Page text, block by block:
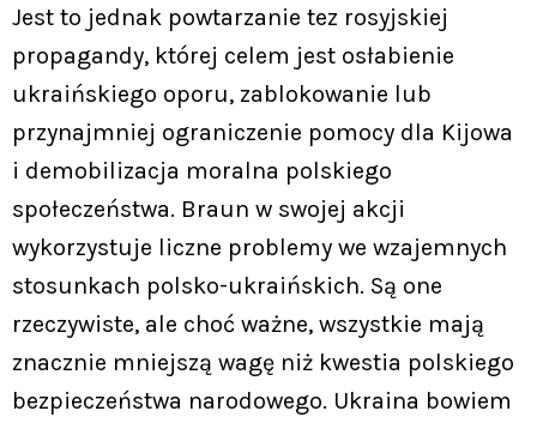
Jest to jednak powtarzanie tez rosyjskiej
propagandy, której celem jest osłabienie
ukraińskiego oporu, zablokowanie lub
przynajmniej ograniczenie pomocy dla Kijowa
i demobilizacja moralna polskiego
społeczeństwa. Braun w swojej akcji
wykorzystuje liczne problemy we wzajemnych
stosunkach polsko-ukraińskich. Są one
rzeczywiste, ale choć ważne, wszystkie mają
znacznie mniejszą wagę niż kwestia polskiego
bezpieczeństwa narodowego. Ukraina bowiem